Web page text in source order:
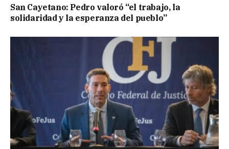
San Cayetano: Pedro valoró “el trabajo, la
solidaridad y la esperanza del pueblo”